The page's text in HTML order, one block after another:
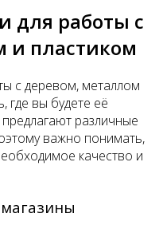
для работы с
и пластиком
с деревом, металлом
где вы будете её
различные
важно понимать,
качество и